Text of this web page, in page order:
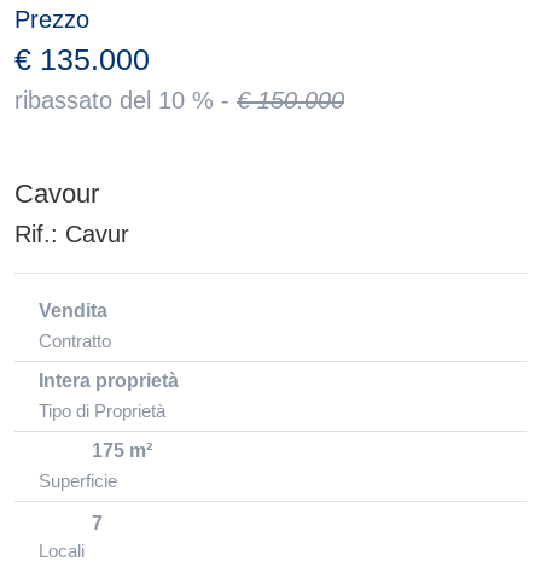
Prezzo
€ 135.000
ribassato del 10 % - € 150.000
Cavour
Rif.: Cavur
Vendita
Contratto
Intera proprietà
Tipo di Proprietà
175 m²
Superficie
7
Locali